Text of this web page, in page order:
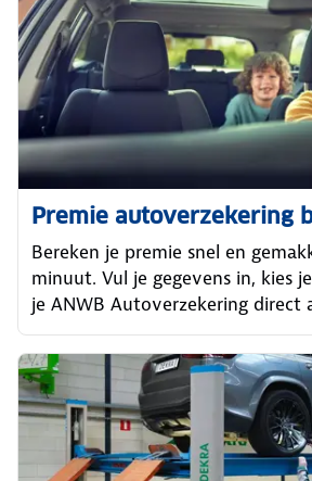
Premie autoverzekering
Bereken je premie snel en
minuut. Vul je gegevens in, kies
je ANWB Autoverzekering direct